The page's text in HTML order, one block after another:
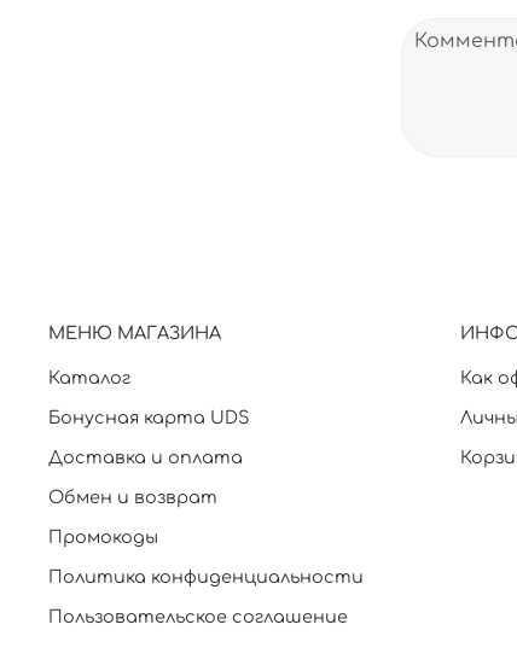
МЕНЮ МАГАЗИНА
Каталог
Бонусная карта UDS
Доставка и оплата
Обмен и возврат
Промокоды
Политика конфиденциальности
Пользовательское соглашение
Как